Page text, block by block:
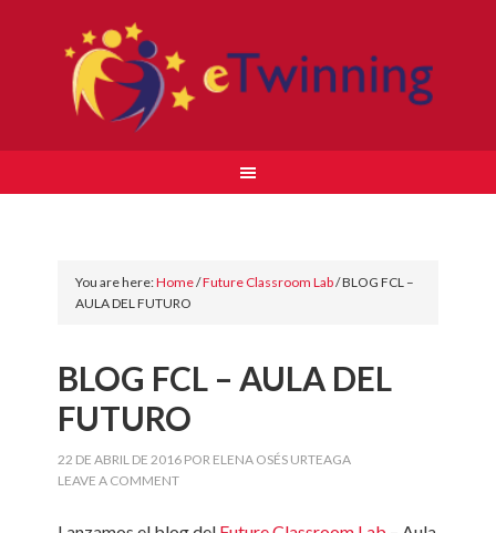
You are here:Home/Future Classroom Lab/BLOG FCL –
AULA DEL FUTURO
BLOG FCL – AULA DEL
FUTURO
22 DE ABRIL DE 2016 POR ELENA OSÉS URTEAGA
LEAVE A COMMENT